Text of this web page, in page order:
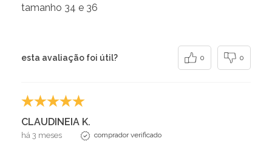
tamanho 34 e 36
esta avaliação foi útil? 0 0
CLAUDINEIA K.
há 3 meses comprador verificado